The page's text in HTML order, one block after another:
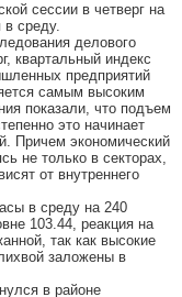
сессии в четверг на
в среду.
делового
квартальный индекс
предприятий
самым высоким
показали, что подъем
это начинает
Причем экономический
не только в секторах,
от внутреннего
в среду на 240
103.44, реакция на
так как высокие
заложены в
в районе